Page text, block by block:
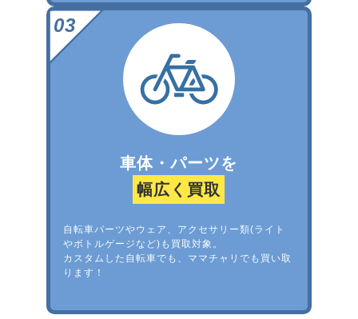
車体・パーツを
幅広く買取
自転車パーツやウェア、アクセサリー類(ライト
やボトルゲージなど)も買取対象。
カスタムした自転車でも、ママチャリでも買い取
ります！